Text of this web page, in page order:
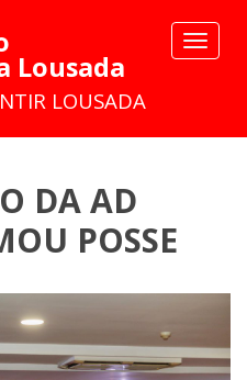
Toggle
Lousada
LOUSADA
DA AD
POSSE